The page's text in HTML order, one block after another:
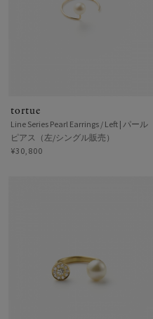
tortue
Line Series Pearl Earrings / Left | パール
ピアス（左/シングル販売）
¥30,800